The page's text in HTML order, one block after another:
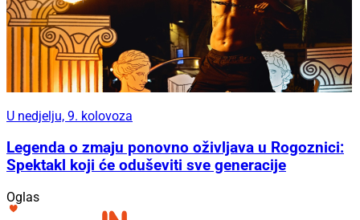
U nedjelju, 9. kolovoza
Legenda o zmaju ponovno oživljava u Rogoznici:
Spektakl koji će oduševiti sve generacije
Oglas